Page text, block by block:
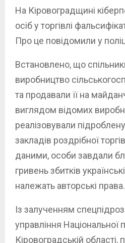
На Кіровоградщині
осіб у торгівлі
Про це повідомили у
Встановлено, що
виробництво
та продавали її на
виглядом відомих
реалізовували
закладів роздрібної
даними, особи завдали
гривень збитків
належать авторські права.
Із залученням
управління Національної
Кіровоградській області,